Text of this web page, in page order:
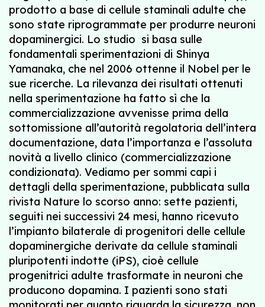
prodotto a base di cellule staminali adulte che
sono state riprogrammate per produrre neuroni
dopaminergici. Lo studio si basa sulle
fondamentali sperimentazioni di Shinya
Yamanaka, che nel 2006 ottenne il Nobel per le
sue ricerche. La rilevanza dei risultati ottenuti
nella sperimentazione ha fatto sì che la
commercializzazione avvenisse prima della
sottomissione all’autorità regolatoria dell’intera
documentazione, data l’importanza e l’assoluta
novità a livello clinico (commercializzazione
condizionata). Vediamo per sommi capi i
dettagli della sperimentazione, pubblicata sulla
rivista Nature lo scorso anno: sette pazienti,
seguiti nei successivi 24 mesi, hanno ricevuto
l’impianto bilaterale di progenitori delle cellule
dopaminergiche derivate da cellule staminali
pluripotenti indotte (iPS), cioè cellule
progenitrici adulte trasformate in neuroni che
producono dopamina. I pazienti sono stati